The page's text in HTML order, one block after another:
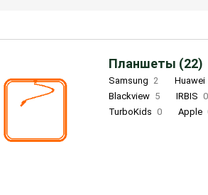
Планшеты (22)
Samsung 2 Huawei
Blackview 5 IRBIS 0
TurboKids 0 Apple